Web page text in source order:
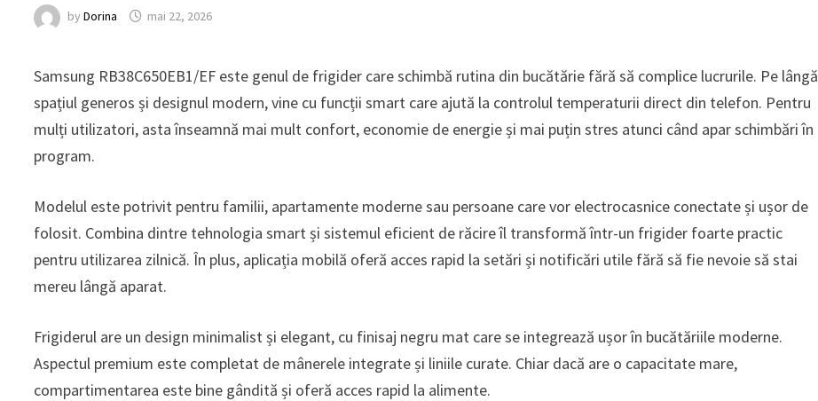
byDorina mai 22, 2026
Samsung RB38C650EB1/EF este genul de frigider care schimbă rutina din bucătărie fără să complice lucrurile. Pe lângă
spațiul generos și designul modern, vine cu funcții smart care ajută la controlul temperaturii direct din telefon. Pentru
mulți utilizatori, asta înseamnă mai mult confort, economie de energie și mai puțin stres atunci când apar schimbări în
program.
Modelul este potrivit pentru familii, apartamente moderne sau persoane care vor electrocasnice conectate și ușor de
folosit. Combina dintre tehnologia smart și sistemul eficient de răcire îl transformă într-un frigider foarte practic
pentru utilizarea zilnică. În plus, aplicația mobilă oferă acces rapid la setări și notificări utile fără să fie nevoie să stai
mereu lângă aparat.
Frigiderul are un design minimalist și elegant, cu finisaj negru mat care se integrează ușor în bucătăriile moderne.
Aspectul premium este completat de mânerele integrate și liniile curate. Chiar dacă are o capacitate mare,
compartimentarea este bine gândită și oferă acces rapid la alimente.